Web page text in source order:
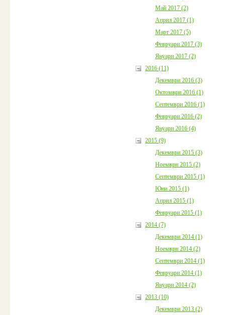
Май 2017 (2)
Април 2017 (1)
Март 2017 (5)
Февруари 2017 (3)
Януари 2017 (2)
2016 (11)
Декември 2016 (3)
Октомври 2016 (1)
Септември 2016 (1)
Февруари 2016 (2)
Януари 2016 (4)
2015 (9)
Декември 2015 (3)
Ноември 2015 (2)
Септември 2015 (1)
Юни 2015 (1)
Април 2015 (1)
Февруари 2015 (1)
2014 (7)
Декември 2014 (1)
Ноември 2014 (2)
Септември 2014 (1)
Февруари 2014 (1)
Януари 2014 (2)
2013 (10)
Декември 2013 (2)